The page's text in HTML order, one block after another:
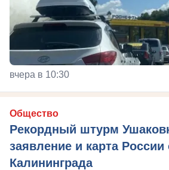
вчера в 10:30
Общество
Рекордный штурм
заявление и карта России
Калининграда